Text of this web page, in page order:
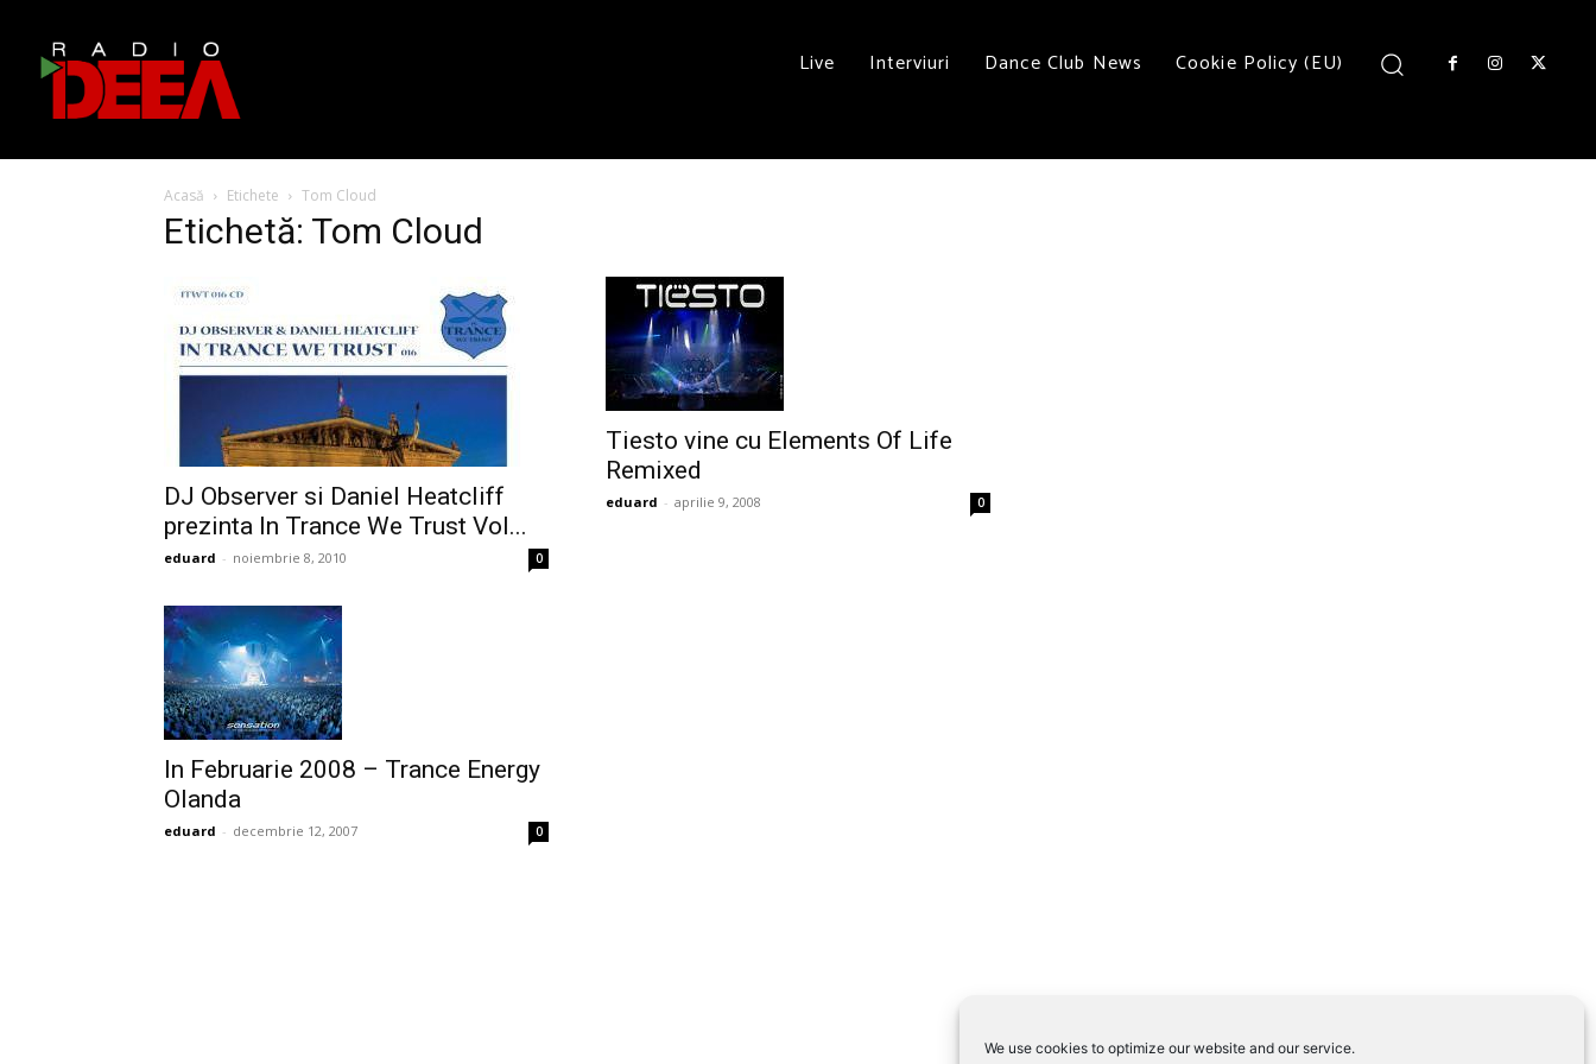
We use cookies to optimize our website and our service.
Live Interviuri Dance Club News Cookie Policy (EU)
Acasă Etichete Tom Cloud
Etichetă: Tom Cloud
DJ Observer si Daniel Heatcliff
prezinta In Trance We Trust Vol...
eduard - noiembrie 8, 2010 0
Tiesto vine cu Elements Of Life
Remixed
eduard - aprilie 9, 2008 0
In Februarie 2008 – Trance Energy
Olanda
eduard - decembrie 12, 2007 0